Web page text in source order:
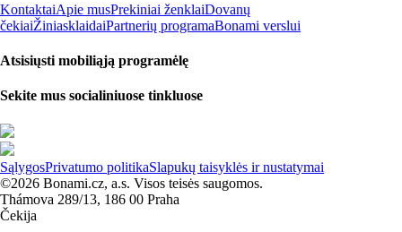
KontaktaiApie musPrekiniai ženklaiDovanų
čekiaiŽiniasklaidaiPartnerių programaBonami verslui
Atsisiųsti mobiliąją programėlę
Sekite mus socialiniuose tinkluose
SąlygosPrivatumo politikaSlapukų taisyklės ir nustatymai
©2026 Bonami.cz, a.s. Visos teisės saugomos.
Thámova 289/13, 186 00 Praha
Čekija